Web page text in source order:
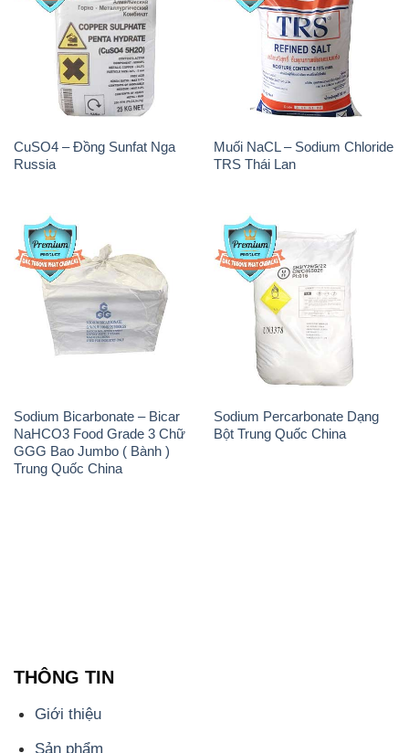
CuSO4 – Đồng Sunfat Nga
Muối NaCL – Sodium Chloride
TRS Thái Lan
Sodium Bicarbonate – Bicar
NaHCO3 Food Grade 3 Chữ
GGG Bao Jumbo ( Bành )
Trung Quốc China
Sodium Percarbonate Dạng
Bột Trung Quốc China
Chính sách và quy định chung
Tin tức
Liên hệ